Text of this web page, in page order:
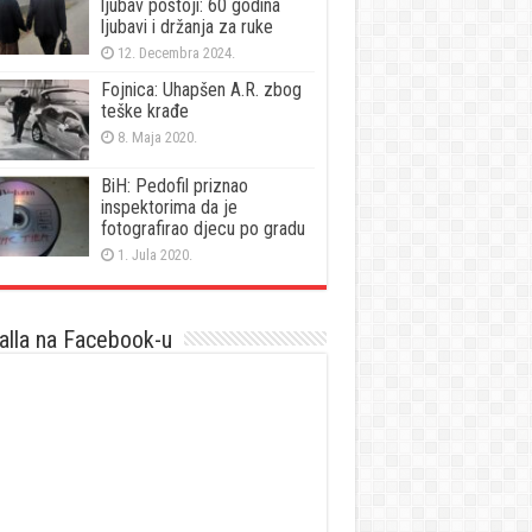
ljubav postoji: 60 godina
ljubavi i držanja za ruke
12. Decembra 2024.
Fojnica: Uhapšen A.R. zbog
teške krađe
8. Maja 2020.
BiH: Pedofil priznao
inspektorima da je
fotografirao djecu po gradu
1. Jula 2020.
na Facebook-u